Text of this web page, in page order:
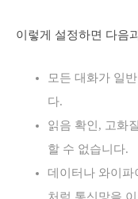
이렇게 설정하면 다음
모든 대화가 일
다.
읽음 확인, 고화
할 수 없습니다.
데이터나 와이파
처럼 통신망을